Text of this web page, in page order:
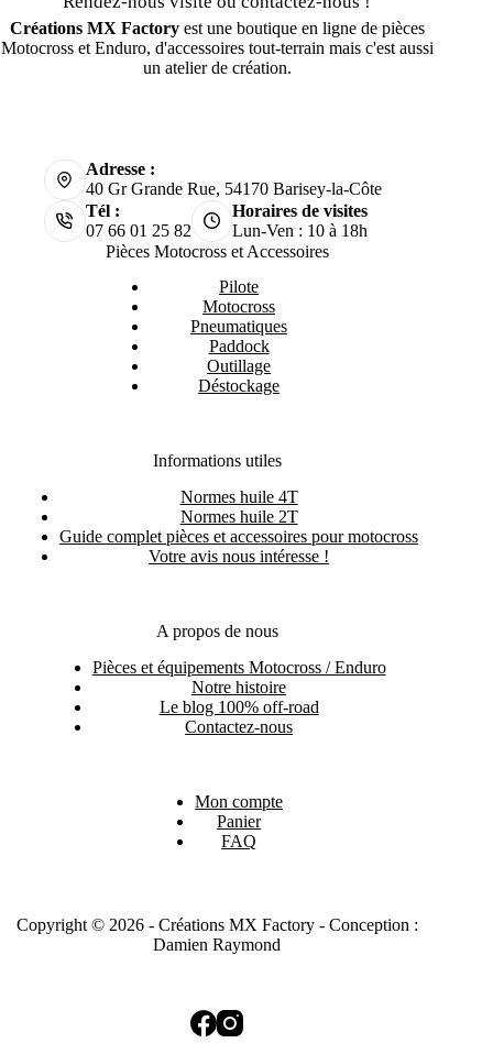
Créations MX Factoryest une boutique en ligne de pièces
Motocross et Enduro, d'accessoires tout-terrain mais c'est aussi
un atelier de création.
Adresse :
40 Gr Grande Rue, 54170 Barisey-la-Côte
Tél :
07 66 01 25 82
Horaires de visites
Lun-Ven : 10 à 18h
Pièces Motocross et Accessoires
Pilote
Motocross
Pneumatiques
Paddock
Outillage
Déstockage
Informations utiles
Normes huile 4T
Normes huile 2T
Guide complet pièces et accessoires pour motocross
Votre avis nous intéresse !
A propos de nous
Pièces et équipements Motocross / Enduro
Notre histoire
Le blog 100% off-road
Contactez-nous
Mon compte
Panier
FAQ
Copyright © 2026 - Créations MX Factory - Conception :
Damien Raymond